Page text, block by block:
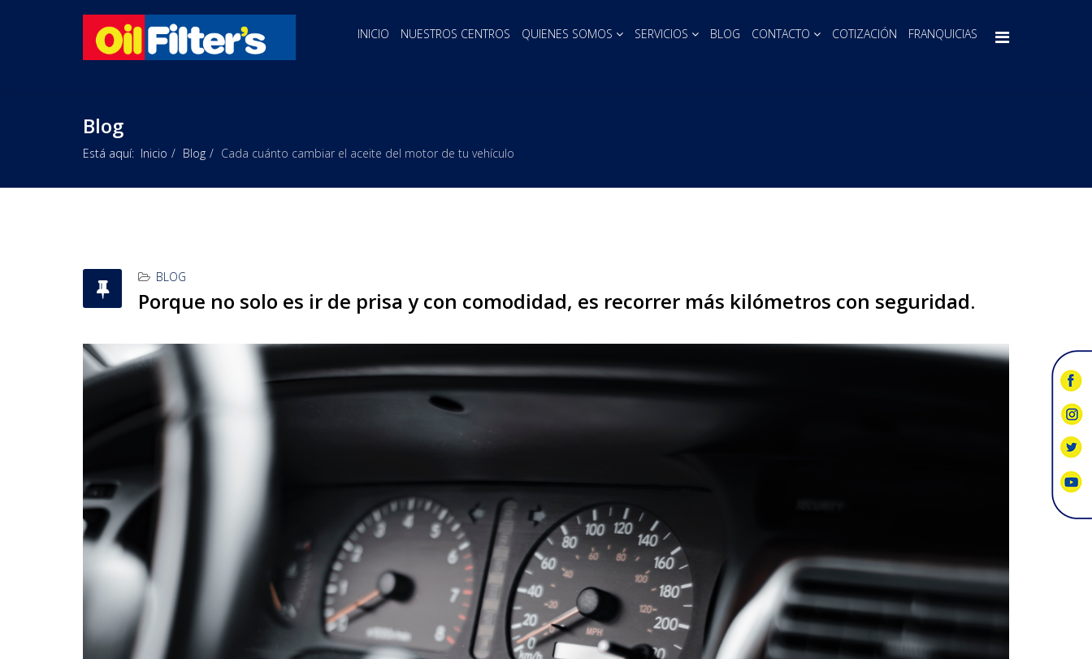
INICIO NUESTROS CENTROS QUIENES SOMOS SERVICIOS BLOG CONTACTO COTIZACIÓN FRANQUICIAS
Blog
Está aquí: Inicio Blog Cada cuánto cambiar el aceite del motor de tu vehículo
BLOG
Porque no solo es ir de prisa y con comodidad, es recorrer más kilómetros con seguridad.